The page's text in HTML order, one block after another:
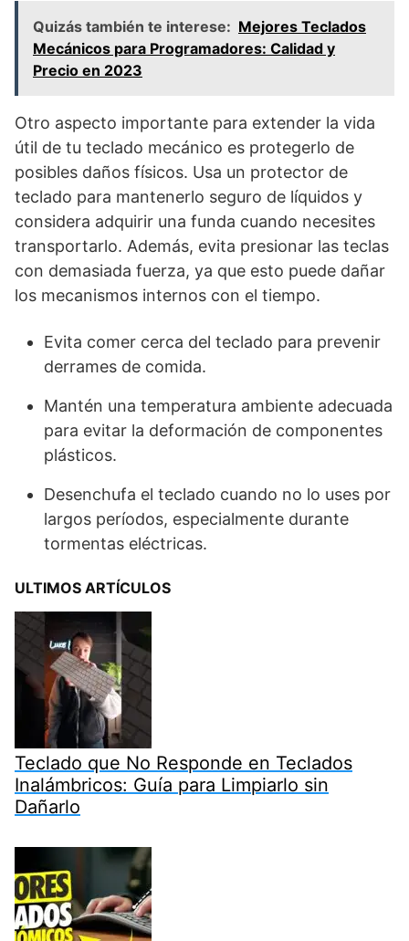
Quizás también te interese: Mejores Teclados
Mecánicos para Programadores: Calidad y
Precio en 2023
Otro aspecto importante para extender la vida
útil de tu teclado mecánico es protegerlo de
posibles daños físicos. Usa un protector de
teclado para mantenerlo seguro de líquidos y
considera adquirir una funda cuando necesites
transportarlo. Además, evita presionar las teclas
con demasiada fuerza, ya que esto puede dañar
los mecanismos internos con el tiempo.
Evita comer cerca del teclado para prevenir
derrames de comida.
Mantén una temperatura ambiente adecuada
para evitar la deformación de componentes
plásticos.
Desenchufa el teclado cuando no lo uses por
largos períodos, especialmente durante
tormentas eléctricas.
ULTIMOS ARTÍCULOS
Teclado que No Responde en Teclados
Inalámbricos: Guía para Limpiarlo sin
Dañarlo